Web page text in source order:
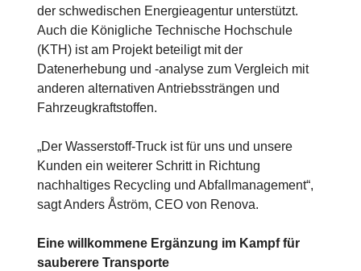
der schwedischen Energieagentur unterstützt.
Auch die Königliche Technische Hochschule
(KTH) ist am Projekt beteiligt mit der
Datenerhebung und -analyse zum Vergleich mit
anderen alternativen Antriebssträngen und
Fahrzeugkraftstoffen.
„Der Wasserstoff-Truck ist für uns und unsere
Kunden ein weiterer Schritt in Richtung
nachhaltiges Recycling und Abfallmanagement“,
sagt Anders Åström, CEO von Renova.
Eine willkommene Ergänzung im Kampf für
sauberere Transporte